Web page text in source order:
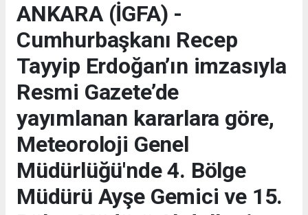
ANKARA (İGFA) -
Cumhurbaşkanı Recep
Tayyip Erdoğan’ın imzasıyla
Resmi Gazete’de
yayımlanan kararlara göre,
Meteoroloji Genel
Müdürlüğü'nde 4. Bölge
Müdürü Ayşe Gemici ve 15.